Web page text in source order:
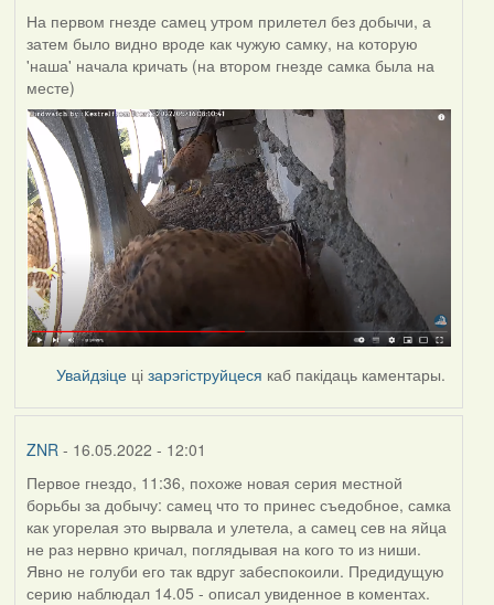
На первом гнезде самец утром прилетел без добычи, а
затем было видно вроде как чужую самку, на которую
'наша' начала кричать (на втором гнезде самка была на
месте)
Увайдзіце цізарэгіструйцеся каб пакідаць каментары.
ZNR - 16.05.2022 - 12:01
Первое гнездо, 11:36, похоже новая серия местной
борьбы за добычу: самец что то принес съедобное, самка
как угорелая это вырвала и улетела, а самец сев на яйца
не раз нервно кричал, поглядывая на кого то из ниши.
Явно не голуби его так вдруг забеспокоили. Предидущую
серию наблюдал 14.05 - описал увиденное в коментах.